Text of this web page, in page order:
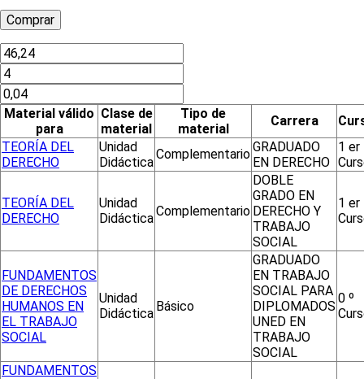
Material válido
para
Clase de
material
Tipo de
material
Carrera
TEORÍA DEL
DERECHO
Unidad
Didáctica
ComplementarioGRADUADO
EN DERECHO
1 er
TEORÍA DEL
DERECHO
Unidad
DidácticaComplementario
DOBLE
GRADO EN
DERECHO Y
TRABAJO
SOCIAL
1 er
FUNDAMENTOS
DE DERECHOS
HUMANOS EN
EL TRABAJO
SOCIAL
Unidad
Didáctica Básico
GRADUADO
EN TRABAJO
SOCIAL PARA
DIPLOMADOS
UNED EN
TRABAJO
SOCIAL
0 º
FUNDAMENTOS